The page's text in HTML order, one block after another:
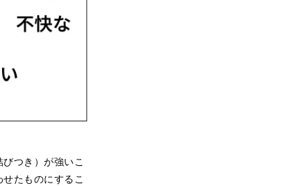
つき）が強いこ
たものにするこ